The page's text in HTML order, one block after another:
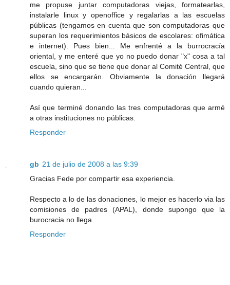
me propuse juntar computadoras viejas, formatearlas,
instalarle linux y openoffice y regalarlas a las escuelas
públicas (tengamos en cuenta que son computadoras que
superan los requerimientos básicos de escolares: ofimática
e internet). Pues bien... Me enfrenté a la burrocracía
oriental, y me enteré que yo no puedo donar "x" cosa a tal
escuela, sino que se tiene que donar al Comité Central, que
ellos se encargarán. Obviamente la donación llegará
cuando quieran...
Así que terminé donando las tres computadoras que armé
a otras instituciones no públicas.
Responder
gb 21 de julio de 2008 a las 9:39
Gracias Fede por compartir esa experiencia.
Respecto a lo de las donaciones, lo mejor es hacerlo via las
comisiones de padres (APAL), donde supongo que la
burocracia no llega.
Responder